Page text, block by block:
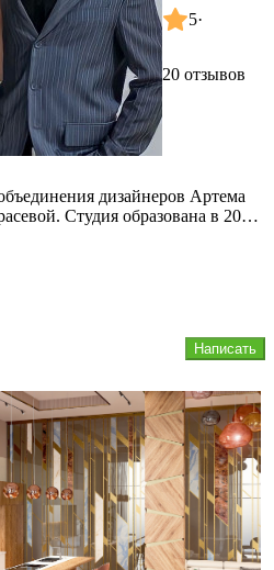
5·
20 отзывов
дизайнеров Артема
Студия образована в 2004
Написать